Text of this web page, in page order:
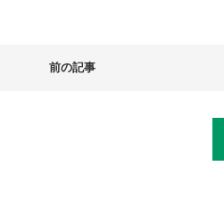
前の記事